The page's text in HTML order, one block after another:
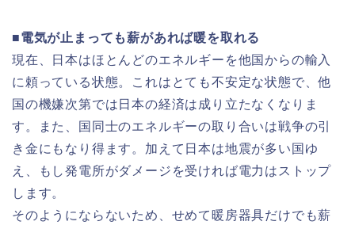
■電気が止まっても薪があれば暖を取れる
現在、日本はほとんどのエネルギーを他国からの輸入
に頼っている状態。これはとても不安定な状態で、他
国の機嫌次第では日本の経済は成り立たなくなりま
す。また、国同士のエネルギーの取り合いは戦争の引
き金にもなり得ます。加えて日本は地震が多い国ゆ
え、もし発電所がダメージを受ければ電力はストップ
します。
そのようにならないため、せめて暖房器具だけでも薪